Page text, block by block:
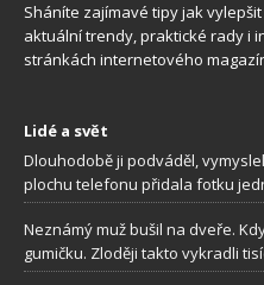
Sháníte zajímavé tipy jak
aktuální trendy, praktické rady i
stránkách internetového
Lidé a svět
Dlouhodobě ji podváděl,
plochu telefonu přidala fotku
Neznámý muž bušil na dveře.
gumičku. Zloději takto vykradli